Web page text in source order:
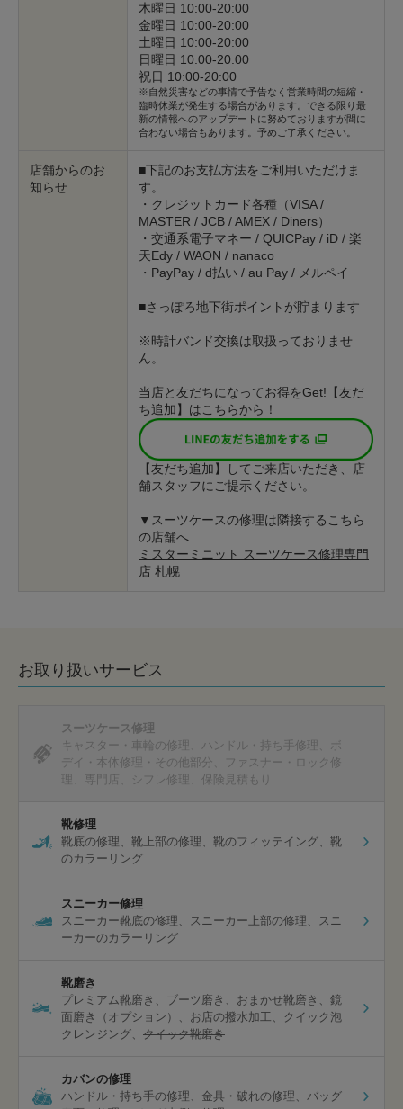
木曜日 10:00-20:00
金曜日 10:00-20:00
土曜日 10:00-20:00
日曜日 10:00-20:00
祝日 10:00-20:00
※自然災害などの事情で予告なく営業時間の短縮・
臨時休業が発生する場合があります。できる限り最
新の情報へのアップデートに努めておりますが間に
合わない場合もあります。予めご了承ください。
店舗からのお
知らせ
■下記のお支払方法をご利用いただけま
す。
・クレジットカード各種（VISA /
MASTER / JCB / AMEX / Diners）
・交通系電子マネー / QUICPay / iD / 楽
天Edy / WAON / nanaco
・PayPay / d払い / au Pay / メルペイ
■さっぽろ地下街ポイントが貯まります
※時計バンド交換は取扱っておりませ
ん。
当店と友だちになってお得をGet!【友だ
ち追加】はこちらから！
【友だち追加】してご来店いただき、店
舗スタッフにご提示ください。
▼スーツケースの修理は隣接するこちら
の店舗へ
ミスターミニット スーツケース修理専門
店 札幌
お取り扱いサービス
スーツケース修理
キャスター・車輪の修理
ハンドル・持ち手修理
ボ
デイ・本体修理・その他部分
ファスナー・ロック修
理
専門店 シフレ修理 保険見積もり
靴修理
靴底の修理
靴上部の修理 靴のフィッテイング
靴
のカラーリング
スニーカー修理
スニーカー靴底の修理
スニーカー上部の修理
スニ
ーカーのカラーリング
靴磨き
プレミアム靴磨き
ブーツ磨き おまかせ靴磨き
鏡
面磨き（オプション）
お店の撥水加工
クイック泡
クレンジング
クイック靴磨き
カバンの修理
ハンドル・持ち手の修理
金具・破れの修理
バッグ